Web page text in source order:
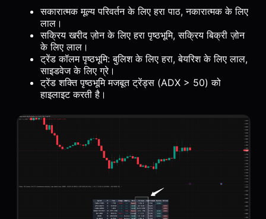
सकारात्मक मूल्य परिवर्तन के लिए हरा पाठ, नकारात्मक के लिए
लाल।
सक्रिय खरीद ज़ोन के लिए हरा पृष्ठभूमि, सक्रिय बिक्री ज़ोन
के लिए लाल।
ट्रेंड कॉलम पृष्ठभूमि: बुलिश के लिए हरा, बेयरिश के लिए लाल,
साइडवेज के लिए ग्रे।
ट्रेंड शक्ति पृष्ठभूमि मजबूत ट्रेंड्स (ADX > 50) को
हाइलाइट करती है।